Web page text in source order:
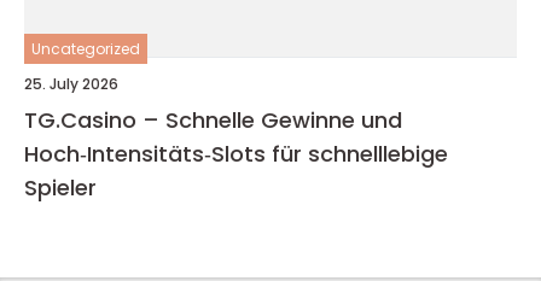
Uncategorized
25. July 2026
TG.Casino – Schnelle Gewinne und
Hoch‑Intensitäts‑Slots für schnelllebige
Spieler